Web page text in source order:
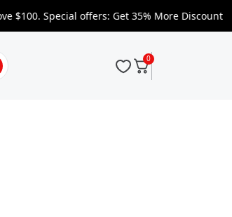
Special offers: Get 35% More Discount
0